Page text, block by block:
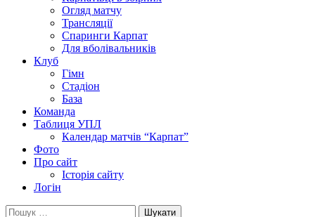
Огляд матчу
Трансляції
Спаринги Карпат
Для вболівальників
Клуб
Гімн
Стадіон
База
Команда
Таблиця УПЛ
Календар матчів “Карпат”
Фото
Про сайт
Історія сайту
Логін
Пошук: